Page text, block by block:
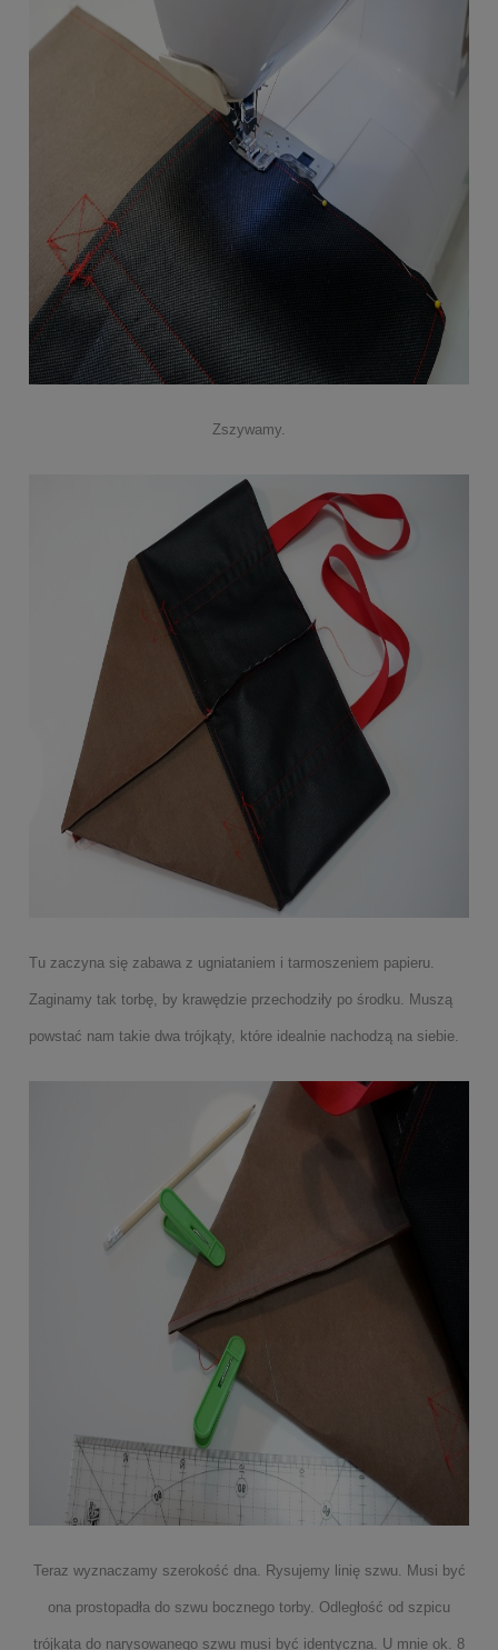
Zszywamy.
Tu zaczyna się zabawa z ugniataniem i tarmoszeniem papieru.
Zaginamy tak torbę, by krawędzie przechodziły po środku. Muszą
powstać nam takie dwa trójkąty, które idealnie nachodzą na siebie.
Teraz wyznaczamy szerokość dna. Rysujemy linię szwu. Musi być
ona prostopadła do szwu bocznego torby. Odległość od szpicu
trójkąta do narysowanego szwu musi być identyczna. U mnie ok. 8